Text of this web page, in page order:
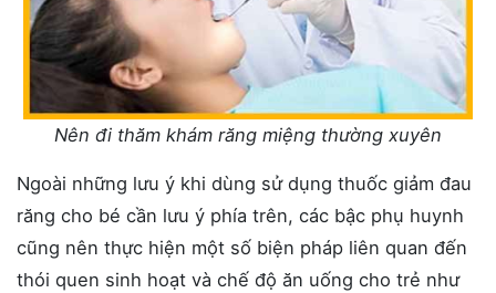
Nên đi thăm khám răng miệng thường xuyên
Ngoài những lưu ý khi dùng sử dụng thuốc giảm đau
răng cho bé cần lưu ý phía trên, các bậc phụ huynh
cũng nên thực hiện một số biện pháp liên quan đến
thói quen sinh hoạt và chế độ ăn uống cho trẻ như